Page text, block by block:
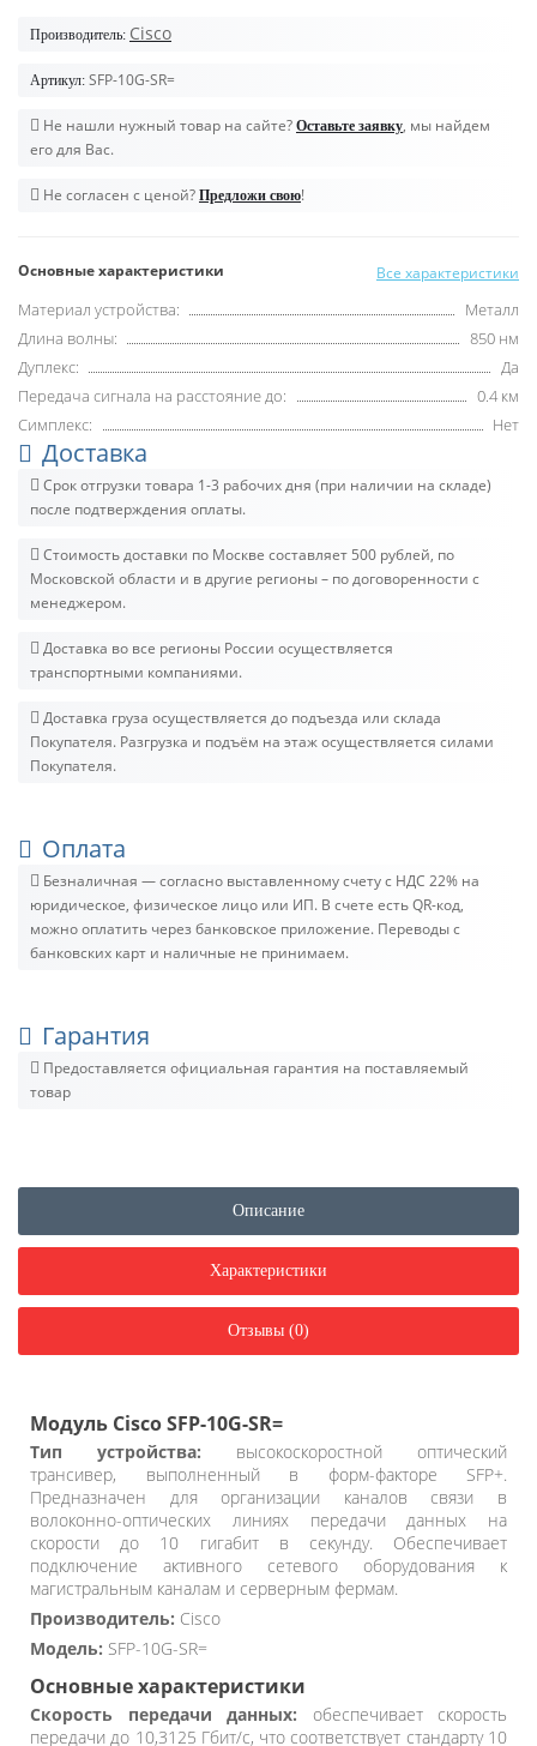
Производитель: Cisco
Артикул: SFP-10G-SR=
Не нашли нужный товар на сайте? Оставьте заявку, мы найдем
его для Вас.
Не согласен с ценой? Предложи свою!
Основные характеристики Все характеристики
Материал устройства:
Металл
Длина волны:
850 нм
Дуплекс:
Да
Передача сигнала на расстояние до:
0.4 км
Симплекс:
Нет
Доставка
Срок отгрузки товара 1-3 рабочих дня (при наличии на складе)
после подтверждения оплаты.
Стоимость доставки по Москве составляет 500 рублей, по
Московской области и в другие регионы – по договоренности с
менеджером.
Доставка во все регионы России осуществляется
транспортными компаниями.
Доставка груза осуществляется до подъезда или склада
Покупателя. Разгрузка и подъём на этаж осуществляется силами
Покупателя.
Оплата
Безналичная — согласно выставленному счету c НДС 22% на
юридическое, физическое лицо или ИП. В счете есть QR-код,
можно оплатить через банковское приложение. Переводы с
банковских карт и наличные не принимаем.
Гарантия
Предоставляется официальная гарантия на поставляемый
товар
Описание
Характеристики
Отзывы (0)
Модуль Cisco SFP-10G-SR=
Тип устройства: высокоскоростной оптический
трансивер, выполненный в форм-факторе SFP+.
Предназначен для организации каналов связи в
волоконно-оптических линиях передачи данных на
скорости до 10 гигабит в секунду. Обеспечивает
подключение активного сетевого оборудования к
магистральным каналам и серверным фермам.
Производитель: Cisco
Модель: SFP-10G-SR=
Основные характеристики
Скорость передачи данных: обеспечивает скорость
передачи до 10,3125 Гбит/с, что соответствует стандарту 10